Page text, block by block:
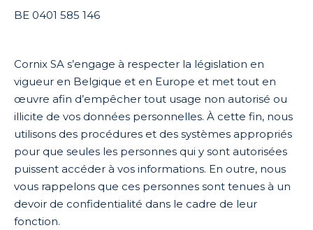
BE 0401 585 146
Cornix SA s’engage à respecter la législation en
vigueur en Belgique et en Europe et met tout en
œuvre afin d’empêcher tout usage non autorisé ou
illicite de vos données personnelles. À cette fin, nous
utilisons des procédures et des systèmes appropriés
pour que seules les personnes qui y sont autorisées
puissent accéder à vos informations. En outre, nous
vous rappelons que ces personnes sont tenues à un
devoir de confidentialité dans le cadre de leur
fonction.